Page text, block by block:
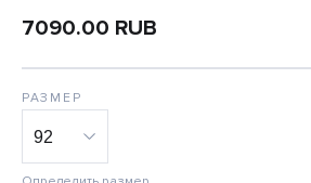
7090.00 RUB
РАЗМЕР